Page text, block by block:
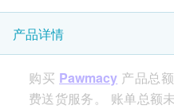
产品详情
购买 Pawmacy 产品总
费送货服务。 账单总额